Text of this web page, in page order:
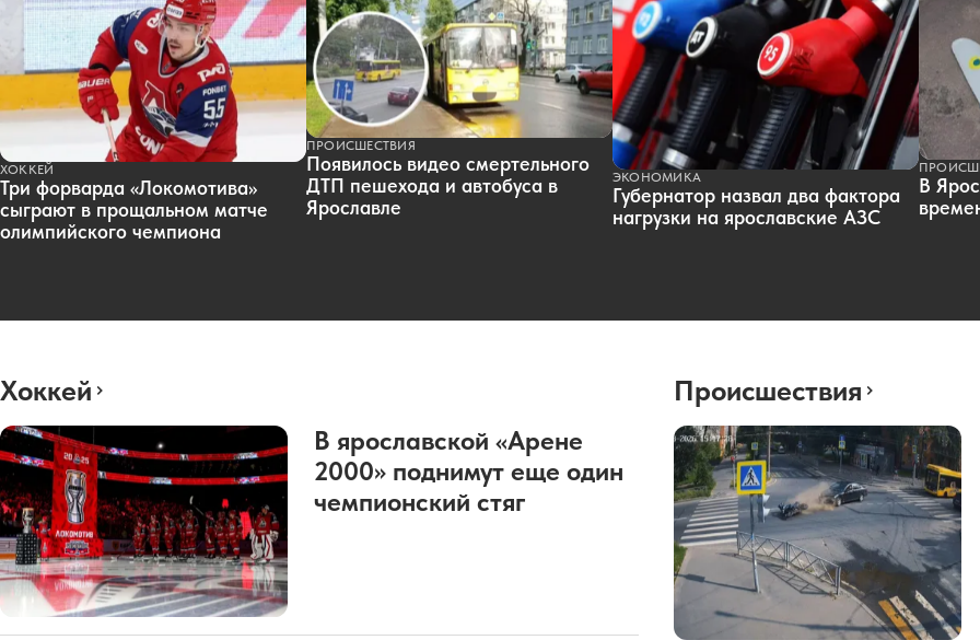
ХОККЕЙ
Три форварда «Локомотива»
сыграют в прощальном матче
олимпийского чемпиона
ПРОИСШЕСТВИЯ
Появилось видео смертельного
ДТП пешехода и автобуса в
Ярославле
ЭКОНОМИКА
Губернатор назвал два фактора
нагрузки на ярославские АЗС
В
Хоккей
В ярославской «Арене
2000» поднимут еще один
чемпионский стяг
Происшествия